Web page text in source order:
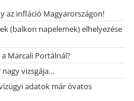
az infláció Magyarországon!
(balkon napelemek) elhelyezése
Marcali Portálnál?
vizsgája…
adatok már óvatos